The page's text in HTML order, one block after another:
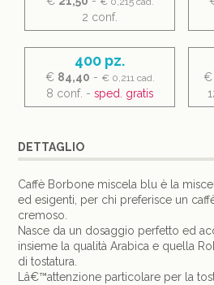
2 conf.
400 pz.
€ 84,40 - € 0,211 cad.
8 conf. -sped. gratis
DETTAGLIO
Caffè Borbone miscela blu è la
ed esigenti, per chi preferisce un
cremoso.
Nasce da un dosaggio perfetto ed
insieme la qualità Arabica e quella
di tostatura.
Lâ€™attenzione particolare per la